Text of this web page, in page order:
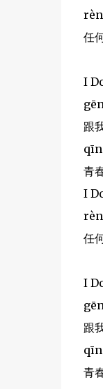
任
I
跟
青
I
任
I
跟
青